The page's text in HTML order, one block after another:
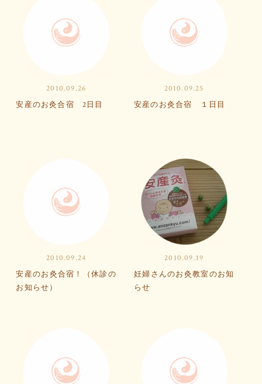
2010.09.26
安産のお灸合宿 2日目
2010.09.25
安産のお灸合宿 １日目
2010.09.24
安産のお灸合宿！（休診の
お知らせ）
2010.09.19
妊婦さんのお灸教室のお知
らせ